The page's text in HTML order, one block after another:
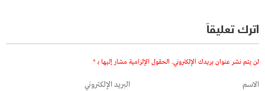
اترك تعليقاً
لن يتم نشر عنوان بريدك الإلكتروني. الحقول الإلزامية مشار إليها بـ *
الاسم البريد الإلكتروني